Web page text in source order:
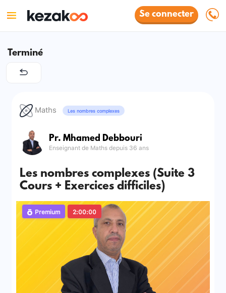
Se connecter
Terminé
Maths Les nombres complexes
Pr. Mhamed Debbouri
Enseignant de Maths depuis 36 ans
Les nombres complexes (Suite 3
Cours + Exercices difficiles)
Premium 2:00:00